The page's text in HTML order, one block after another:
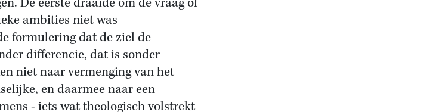
ambities niet was
formulering dat de ziel de
differencie, dat is sonder
niet naar vermenging van het
en daarmee naar een
- iets wat theologisch volstrekt